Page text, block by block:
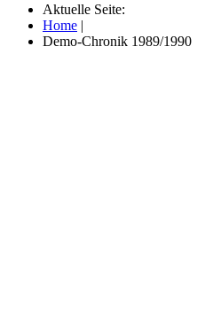
Aktuelle Seite:
Home |
Demo-Chronik 1989/1990